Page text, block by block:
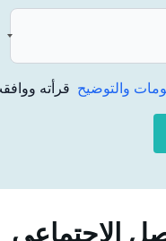
بشكل دائم.
الموجودة وشدتها
الأسنان الخاص بك. من
تكرار ظهور البقع.
والتوضيح قرأته
الاجتماعي